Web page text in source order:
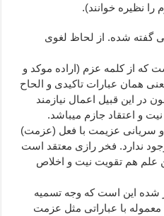
نظیره خوانند).
گفته شده. از لحاظ لغوی
که از کلمه عزم (اراده موکد و
همان عبارات تاکیدی و الحاح
این قبیل اعمال نیازمند
و اعتقاد جازم میباشد.
و سریانی عزیمت با فعل (عزمت)
ندارد. فخر رازی معتقد است
علم هم تقویت نیت و اخلاص
شده این است که وجه تسمیه
با عباراتی مثل عزمت